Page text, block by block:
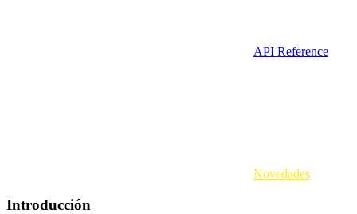
API Reference
Novedades
Introducción